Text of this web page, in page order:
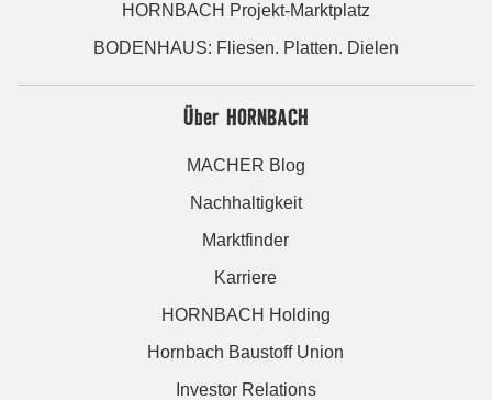
HORNBACH Projekt-Marktplatz
BODENHAUS: Fliesen. Platten. Dielen
Über HORNBACH
MACHER Blog
Nachhaltigkeit
Marktfinder
Karriere
HORNBACH Holding
Hornbach Baustoff Union
Investor Relations